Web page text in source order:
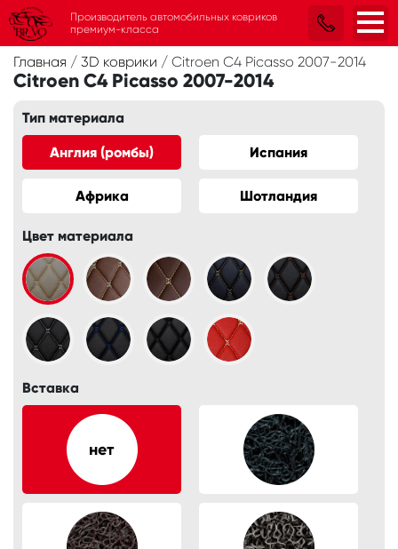
Главная / 3D коврики / Citroen C4 Picasso 2007-2014
Citroen C4 Picasso 2007-2014
Тип материала
Англия (ромбы) Испания
Африка Шотландия
Цвет материала
Вставка
Производитель автомобильных ковриков
премиум-класса